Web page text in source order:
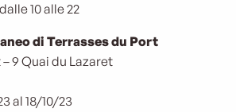
10 alle 22
di Terrasses du Port
9 Quai du Lazaret
al 18/10/23